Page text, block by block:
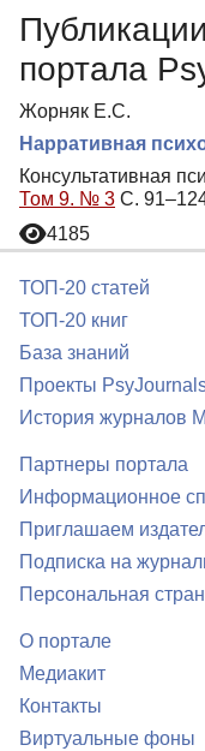
портала
Жорняк Е.С.
Нарративная
Консультативная
Том 9. № 3 С.
4185
ТОП-20 статей
ТОП-20 книг
База знаний
Проекты
История журналов
Партнеры портала
Информационное
Приглашаем
Подписка на
Персональная
О портале
Медиакит
Контакты
Виртуальные фоны